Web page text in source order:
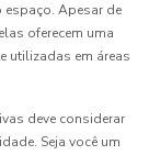
Apesar de
oferecem uma
utilizadas em áreas
deve considerar
Seja você um